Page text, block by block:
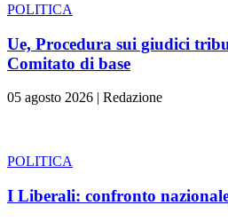
POLITICA
Ue, Procedura sui giudici
Comitato di base
05 agosto 2026 | Redazione
POLITICA
I Liberali: confronto